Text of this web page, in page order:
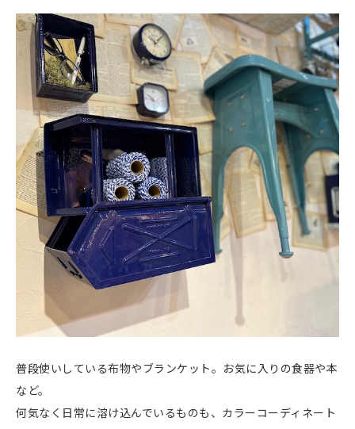
普段使いしている布物やブランケット。お気に入りの食器や本
など。
何気なく日常に溶け込んでいるものも、カラーコーディネート